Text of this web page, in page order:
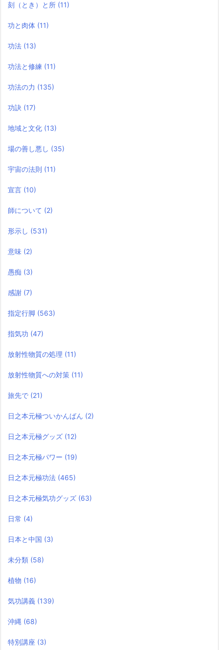
刻（とき）と所 (11)
功と肉体 (11)
功法 (13)
功法と修練 (11)
功法の力 (135)
功訣 (17)
地域と文化 (13)
場の善し悪し (35)
宇宙の法則 (11)
宣言 (10)
師について (2)
形示し (531)
意味 (2)
愚痴 (3)
感謝 (7)
指定行脚 (563)
指気功 (47)
放射性物質の処理 (11)
放射性物質への対策 (11)
旅先で (21)
日之本元極ついかんばん (2)
日之本元極グッズ (12)
日之本元極パワー (19)
日之本元極功法 (465)
日之本元極気功グッズ (63)
日常 (4)
日本と中国 (3)
未分類 (58)
植物 (16)
気功講義 (139)
沖縄 (68)
特別講座 (3)